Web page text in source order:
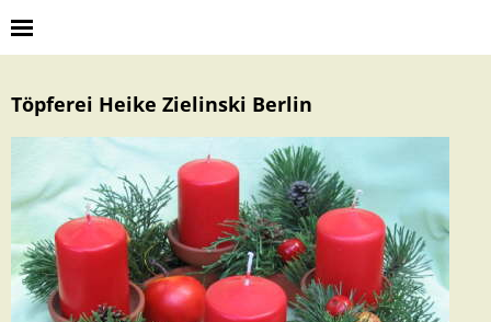
Töpferei Heike Zielinski Berlin